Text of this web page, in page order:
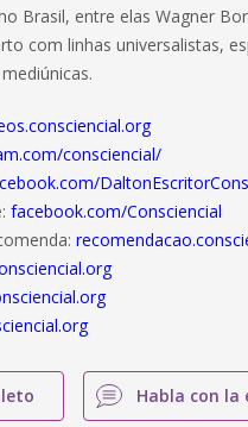
Brasil, entre elas Wagner
com linhas universalistas,
consciencial/
facebook.com/Consciencial
Habla con